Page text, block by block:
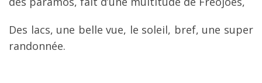
Des lacs, une belle vue, le soleil, bref, une super
randonnée.